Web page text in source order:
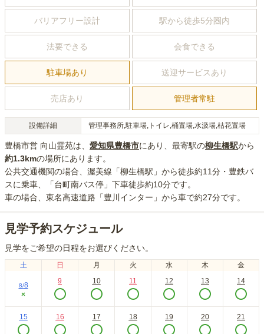
バリアフリー設計 駅から徒歩5分圏内
法要できる 会食できる
駐車場あり 送迎サービスあり
売店あり 管理者常駐
設備詳細 管理事務所,駐車場,トイレ,桶置場,水汲場,枯花置場
豊橋市営 向山霊苑は、 愛知県豊橋市にあり 、最寄駅の柳生橋駅から
約1.3kmの場所にあり ます。
公共交通機関の場合、渥美線「柳生橋駅」から徒歩約11分・豊鉄バ
スに乗車、「台町南バス停」下車徒歩約10分です。
車の場合、東名高速道路「豊川インター」から車で約27分です。
見学予約スケジュール
見学をご希望の日程をお選びください。
土 日 月 火 水 木 金
8/8
×
9 10 11 12 13 14
15 16 17 18 19 20 21